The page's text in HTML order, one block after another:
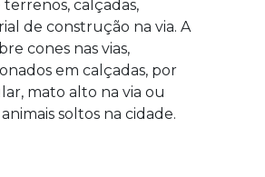
calçadas,
de construção na via. A
cones nas vias,
em calçadas, por
mato alto na via ou
soltos na cidade.